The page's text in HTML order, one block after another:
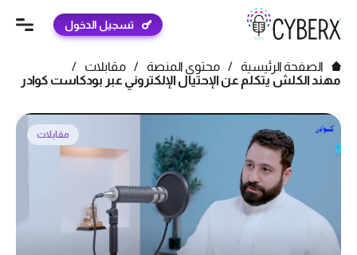
تسجيل الدخول
الصفحة الرئيسية / محتوى المنصة / مقابلات
/
مهند الكلش يتكلم عن الإحتيال الإلكتروني عبر بودكاست كوادر
مقابلات